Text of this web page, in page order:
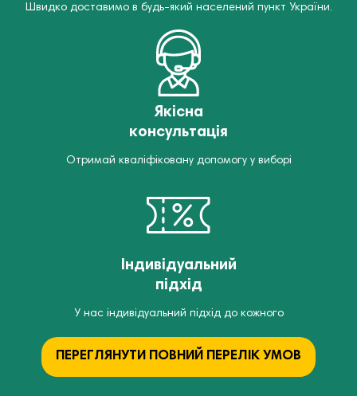
Швидко доставимо в будь-який населений пункт України.
Якісна
консультація
Отримай кваліфіковану допомогу у виборі
Індивідуальний
підхід
У нас індивідуальний підхід до кожного
ПЕРЕГЛЯНУТИ ПОВНИЙ ПЕРЕЛІК УМОВ